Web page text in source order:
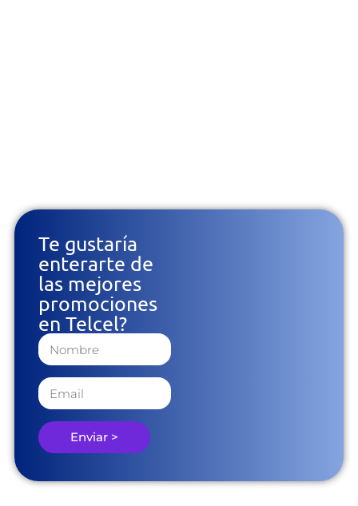
Te gustaría
enterarte de
las mejores
promociones
en Telcel?
Enviar >